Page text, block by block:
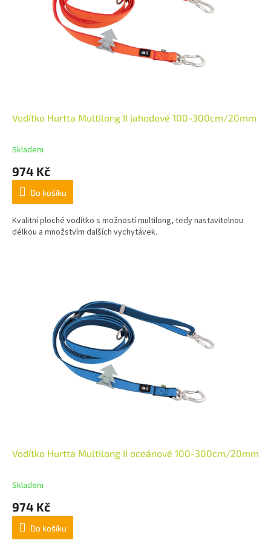
Vodítko Hurtta Multilong II jahodové 100-300cm/20mm
Skladem
974 Kč
Do košíku
Kvalitní ploché vodítko s možností multilong, tedy nastavitelnou
délkou a množstvím dalších vychytávek.
Vodítko Hurtta Multilong II oceánové 100-300cm/20mm
Skladem
974 Kč
Do košíku